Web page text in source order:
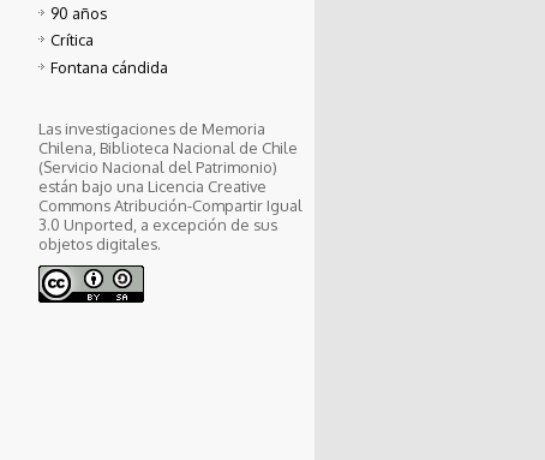
90 años
Crítica
Fontana cándida
Las investigaciones de Memoria
Chilena, Biblioteca Nacional de Chile
(Servicio Nacional del Patrimonio)
están bajo una Licencia Creative
Commons Atribución-Compartir Igual
3.0 Unported, a excepción de sus
objetos digitales.